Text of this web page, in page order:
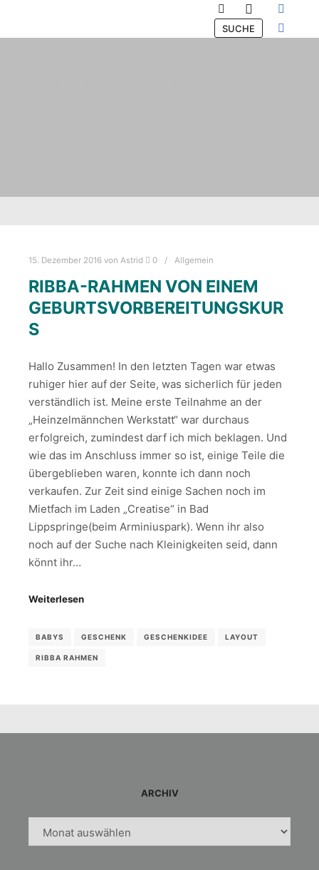
SuchenHauptmenü
SUCHE
15. Dezember 2016 von Astrid 0 Allgemein
RIBBA-RAHMEN VON EINEM
GEBURTSVORBEREITUNGSKUR
S
Hallo Zusammen! In den letzten Tagen war etwas
ruhiger hier auf der Seite, was sicherlich für jeden
verständlich ist. Meine erste Teilnahme an der
„Heinzelmännchen Werkstatt“ war durchaus
erfolgreich, zumindest darf ich mich beklagen. Und
wie das im Anschluss immer so ist, einige Teile die
übergeblieben waren, konnte ich dann noch
verkaufen. Zur Zeit sind einige Sachen noch im
Mietfach im Laden „Creatise“ in Bad
Lippspringe(beim Arminiuspark). Wenn ihr also
noch auf der Suche nach Kleinigkeiten seid, dann
könnt ihr…
Weiterlesen
BABYS GESCHENK GESCHENKIDEE LAYOUT
RIBBA RAHMEN
ARCHIV
Archiv